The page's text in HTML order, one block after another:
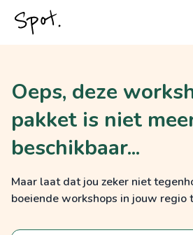
Oeps, deze
pakket is niet
beschikbaar...
Maar laat dat jou zeker niet
boeiende workshops in jouw regio